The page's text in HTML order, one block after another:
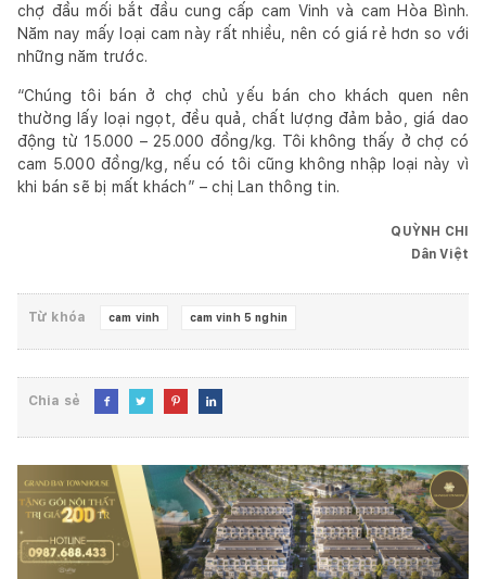
chợ đầu mối bắt đầu cung cấp cam Vinh và cam Hòa Bình.
Năm nay mấy loại cam này rất nhiều, nên có giá rẻ hơn so với
những năm trước.
“Chúng tôi bán ở chợ chủ yếu bán cho khách quen nên
thường lấy loại ngọt, đều quả, chất lượng đảm bảo, giá dao
động từ 15.000 – 25.000 đồng/kg. Tôi không thấy ở chợ có
cam 5.000 đồng/kg, nếu có tôi cũng không nhập loại này vì
khi bán sẽ bị mất khách” – chị Lan thông tin.
QUỲNH CHI
Dân Việt
Từ khóa cam vinh cam vinh 5 nghin
Chia sẻ    